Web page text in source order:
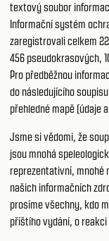
textový soubor
Informační systém
zaregistrovali celkem
456 pseudokrasových,
Pro předběžnou
do následujícího
přehledné mapě (údaje
Jsme si vědomi, že
jsou mnohá
reprezentativní, mnohé
našich informačních
prosíme všechny, kdo
příštího vydání, o